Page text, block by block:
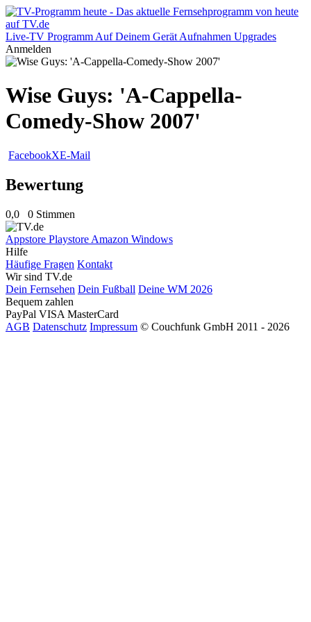
Live-TV Programm Auf Deinem Gerät Aufnahmen Upgrades
Anmelden
Wise Guys: 'A-Cappella-
Comedy-Show 2007'
FacebookXE-Mail
Bewertung
0,0 0 Stimmen
Appstore Playstore Amazon Windows
Hilfe
Häufige Fragen Kontakt
Wir sind TV.de
Dein Fernsehen Dein Fußball Deine WM 2026
Bequem zahlen
PayPal VISA MasterCard
AGB Datenschutz Impressum © Couchfunk GmbH 2011 - 2026